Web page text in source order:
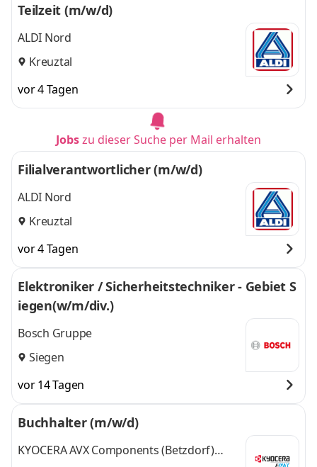
Teilzeit (m/w/d)
ALDI Nord
Kreuztal
vor 4 Tagen
Jobszu dieser Suche per Mail erhalten
Filialverantwortlicher (m/w/d)
ALDI Nord
Kreuztal
vor 4 Tagen
Elektroniker / Sicherheitstechniker - Gebiet S
iegen(w/m/div.)
Bosch Gruppe
Siegen
vor 14 Tagen
Buchhalter (m/w/d)
KYOCERA AVX Components (Betzdorf)